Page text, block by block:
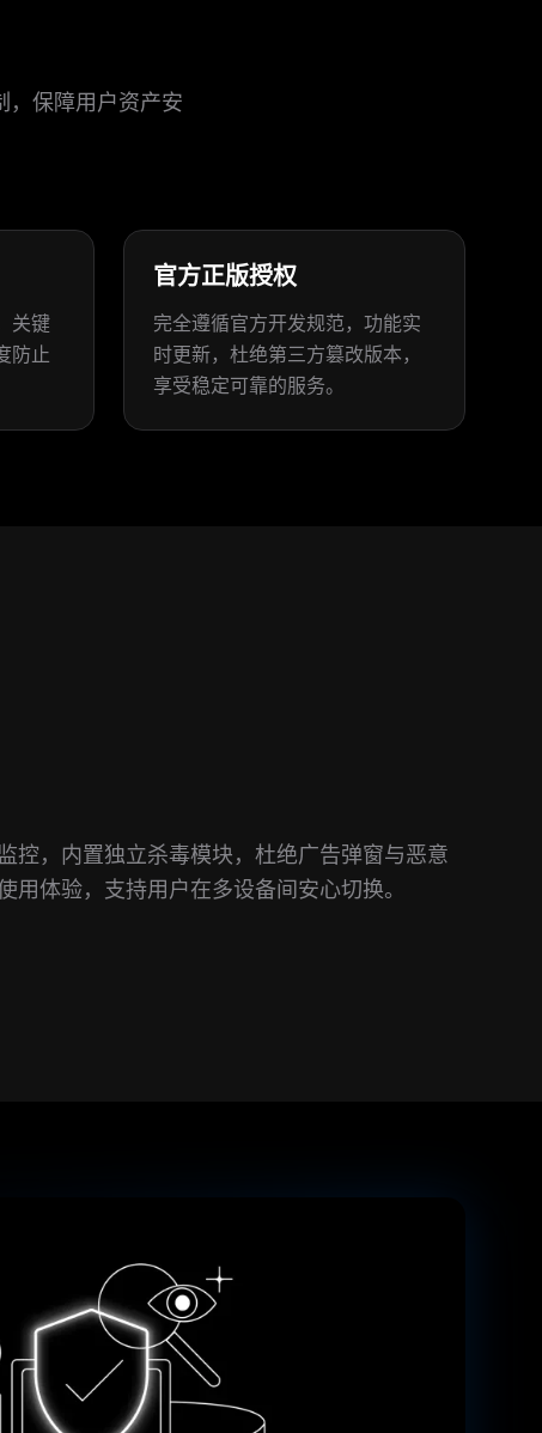
，保障用户资产安
关键
防止
官方正版授权
完全遵循官方开发规范，功能实
时更新，杜绝第三方篡改版本，
享受稳定可靠的服务。
控，内置独立杀毒模块，杜绝广告弹窗与恶意
用体验，支持用户在多设备间安心切换。